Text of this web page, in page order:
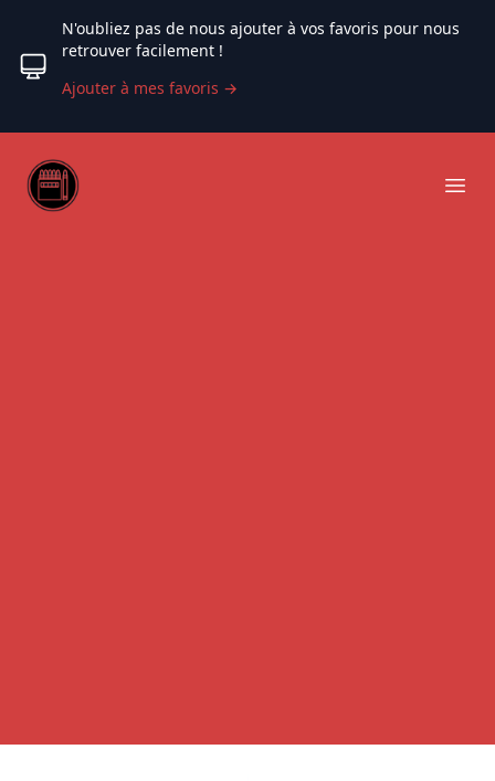
N'oubliez pas de nous ajouter à vos favoris pour nous
retrouver facilement !
Ajouter à mes favoris →
Web coloriage